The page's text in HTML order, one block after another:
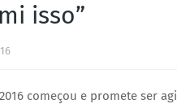
isso”
começou e promete ser